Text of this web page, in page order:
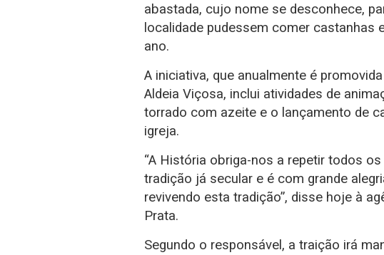
abastada, cujo nome se desconhece,
localidade pudessem comer castanhas
ano.
A iniciativa, que anualmente é
Aldeia Viçosa, inclui atividades de
torrado com azeite e o lançamento de
igreja.
“A História obriga-nos a repetir todos
tradição já secular e é com grande
revivendo esta tradição”, disse hoje à
Prata.
Segundo o responsável, a traição irá